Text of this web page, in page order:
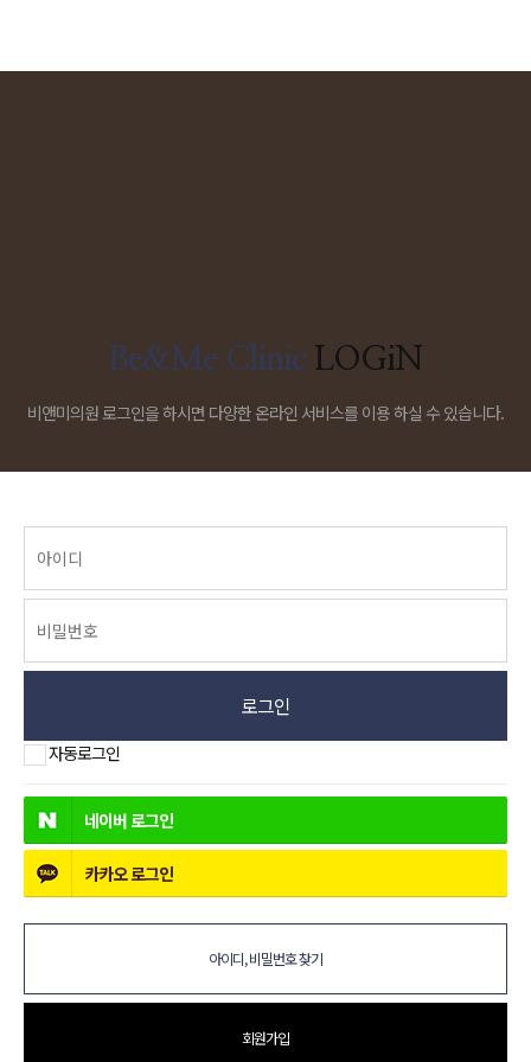
Be&Me Clinic LOGiN
비앤미의원 로그인을 하시면 다양한 온라인 서비스를 이용 하실 수 있습니다.
로그인
자동로그인
네이버 로그인
카카오로그인
아이디, 비밀번호 찾기
회원가입